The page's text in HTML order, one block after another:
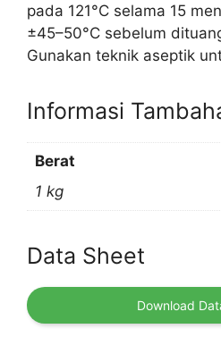
pada 121°C selama 15
±45–50°C sebelum
Gunakan teknik aseptik
Informasi
Berat
1 kg
Data Sheet
Download